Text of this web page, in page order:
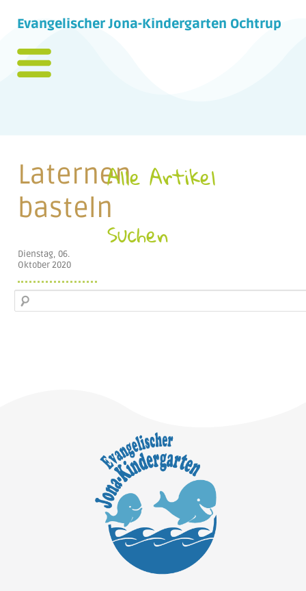
Evangelischer Jona-Kindergarten Ochtrup
Laternen
basteln
Dienstag, 06.
Oktober 2020
Alle Artikel
Suchen